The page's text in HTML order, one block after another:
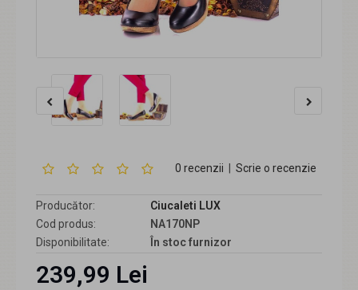
0 recenzii Scrie o recenzie
Producător:
Ciucaleti LUX
Cod produs:
NA170NP
Disponibilitate:
În stoc furnizor
239,99 Lei